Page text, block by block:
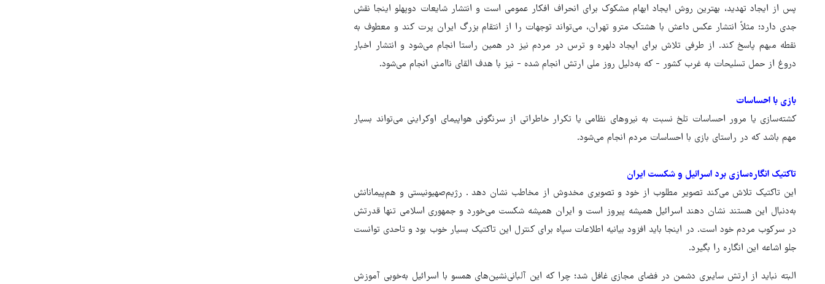
پس از ایجاد تهدید، بهترین روش ایجاد ابهام مشکوک برای انحراف افکار عمومی است و انتشار شایعات دوپهلو اینجا نقش
جدی دارد؛ مثلاً انتشار عکس داعش با هشتک مترو تهران، می‌تواند توجهات را از انتقام بزرگ ایران پرت کند و معطوف به
نقطه مبهم پاسخ کند. از طرفی تلاش برای ایجاد دلهره و ترس در مردم نیز در همین راستا انجام می‌شود و انتشار اخبار
دروغ از حمل تسلیحات به غرب کشور - که به‌دلیل روز ملی ارتش انجام شده - نیز با هدف القای ناامنی انجام می‌شود.
بازی با احساسات
کشته‌سازی یا مرور احساسات تلخ نسبت به نیروهای نظامی یا تکرار خاطراتی از سرنگونی هواپیمای اوکراینی می‌تواند بسیار
مهم باشد که در راستای بازی با احساسات مردم انجام می‌شود.
تاکتیک انگاره‌سازی برد اسرائیل و شکست ایران
این تاکتیک تلاش می‌کند تصویر مطلوب از خود و تصویری مخدوش از مخاطب نشان دهد . رژیم‌صهیونیستی و هم‌پیمانانش
به‌دنبال این هستند نشان دهند اسرائیل همیشه پیروز است و ایران همیشه شکست می‌خورد و جمهوری اسلامی تنها قدرتش
در سرکوب مردم خود است. در اینجا باید افزود بیانیه اطلاعات سپاه برای کنترل این تاکتیک بسیار خوب بود و تاحدی توانست
جلو اشاعه این انگاره را بگیرد.
البته نباید از ارتش سایبری دشمن در فضای مجازی غافل شد؛ چرا که این آلبانی‌نشین‌های همسو با اسرائیل به‌خوبی آموزش